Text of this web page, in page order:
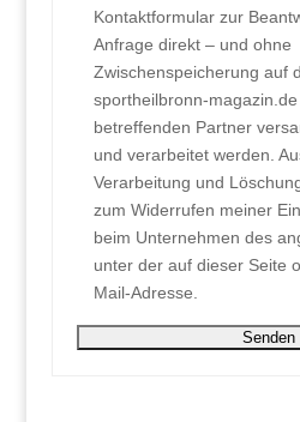
Kontaktformular zur
Anfrage direkt – und ohne
Zwischenspeicherung auf
sportheilbronn-
betreffenden Partner
und verarbeitet werden.
Verarbeitung und
zum Widerrufen meiner
beim Unternehmen des
unter der auf dieser Seite
Mail-Adresse.